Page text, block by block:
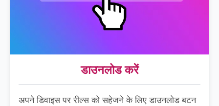
डाउनलोड करें
अपने डिवाइस पर रील्स को सहेजने के लिए डाउनलोड बटन